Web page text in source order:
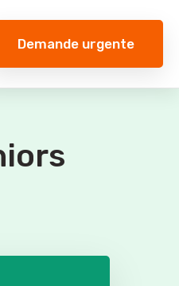
Demande urgente